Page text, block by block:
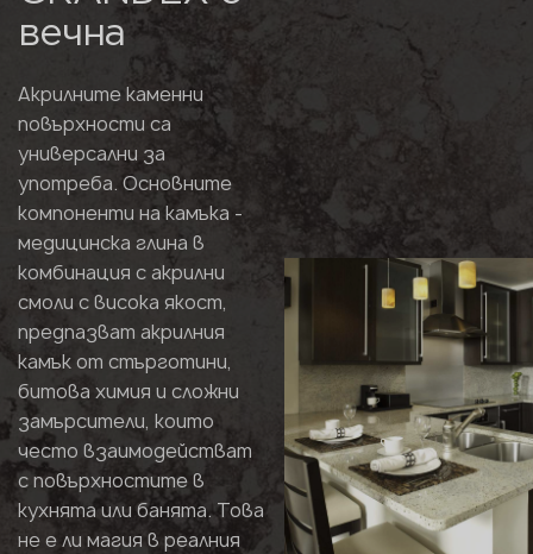
вечна
Акрилните каменни
повърхности са
универсални за
употреба. Основните
компоненти на камъка -
медицинска глина в
комбинация с акрилни
смоли с висока якост,
предпазват акрилния
камък от стърготини,
битова химия и сложни
замърсители, които
често взаимодействат
с повърхностите в
кухнята или банята. Това
не е ли магия в реалния